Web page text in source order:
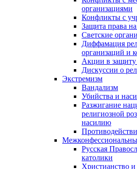
организациями
Конфликты с
Защита права
Светские
Диффамация
организаций и
Акции в защиту
Дискуссии о
Экстремизм
Вандализм
Убийства и
Разжигание
религиозной
насилию
Русская
католики
Христианство